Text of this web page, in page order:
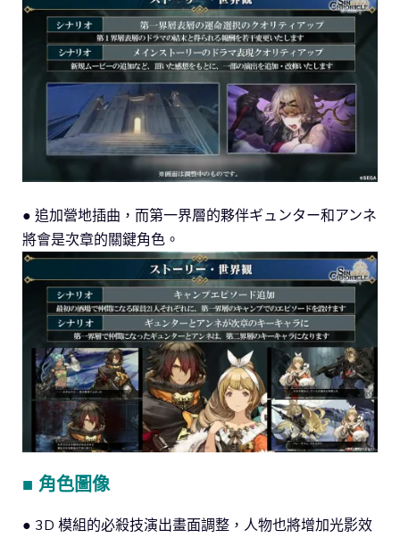
● 追加營地插曲，而第一界層的夥伴ギュンター和アンネ
將會是次章的關鍵角色。
■ 角色圖像
● 3D 模組的必殺技演出畫面調整，人物也將增加光影效